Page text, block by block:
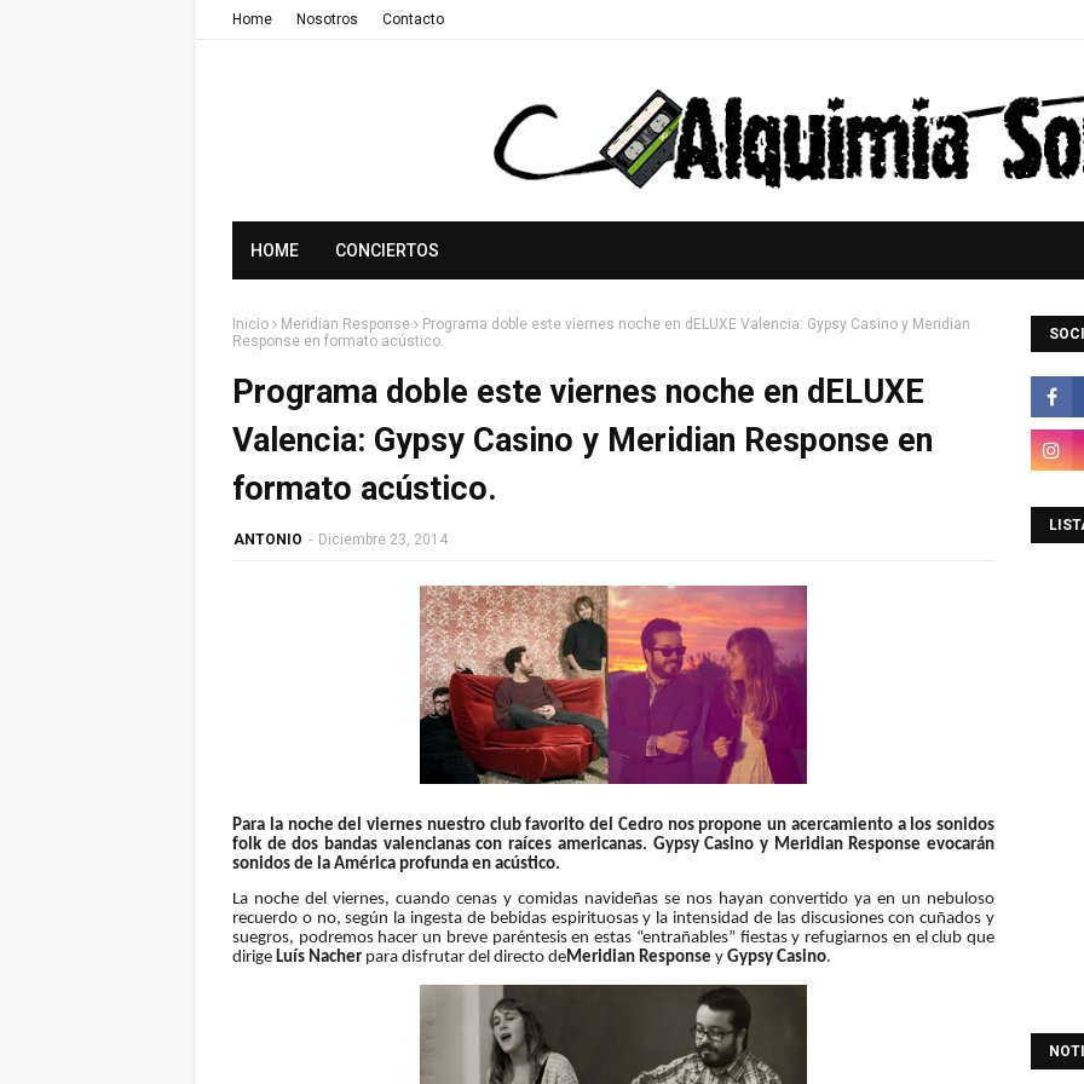
Home Nosotros Contacto
HOME CONCIERTOS
Inicio Meridian Response
Programa doble este viernes noche en dELUXE Valencia: Gypsy Casino y Meridian
Response en formato acústico.
Programa doble este viernes noche en dELUXE
Valencia: Gypsy Casino y Meridian Response en
formato acústico.
ANTONIO - Diciembre 23, 2014
Para la noche del viernes nuestro club favorito del Cedro nos propone un acercamiento a los sonidos
folk de dos bandas valencianas con raíces americanas. Gypsy Casino y Meridian Response evocarán
sonidos de la América profunda en acústico.
La noche del viernes, cuando cenas y comidas navideñas se nos hayan convertido ya en un nebuloso
recuerdo o no, según la ingesta de bebidas espirituosas y la intensidad de las discusiones con cuñados y
suegros, podremos hacer un breve paréntesis en estas “entrañables” fiestas y refugiarnos en el club que
dirige Luís Nacher para disfrutar del directo deMeridian Response y Gypsy Casino.